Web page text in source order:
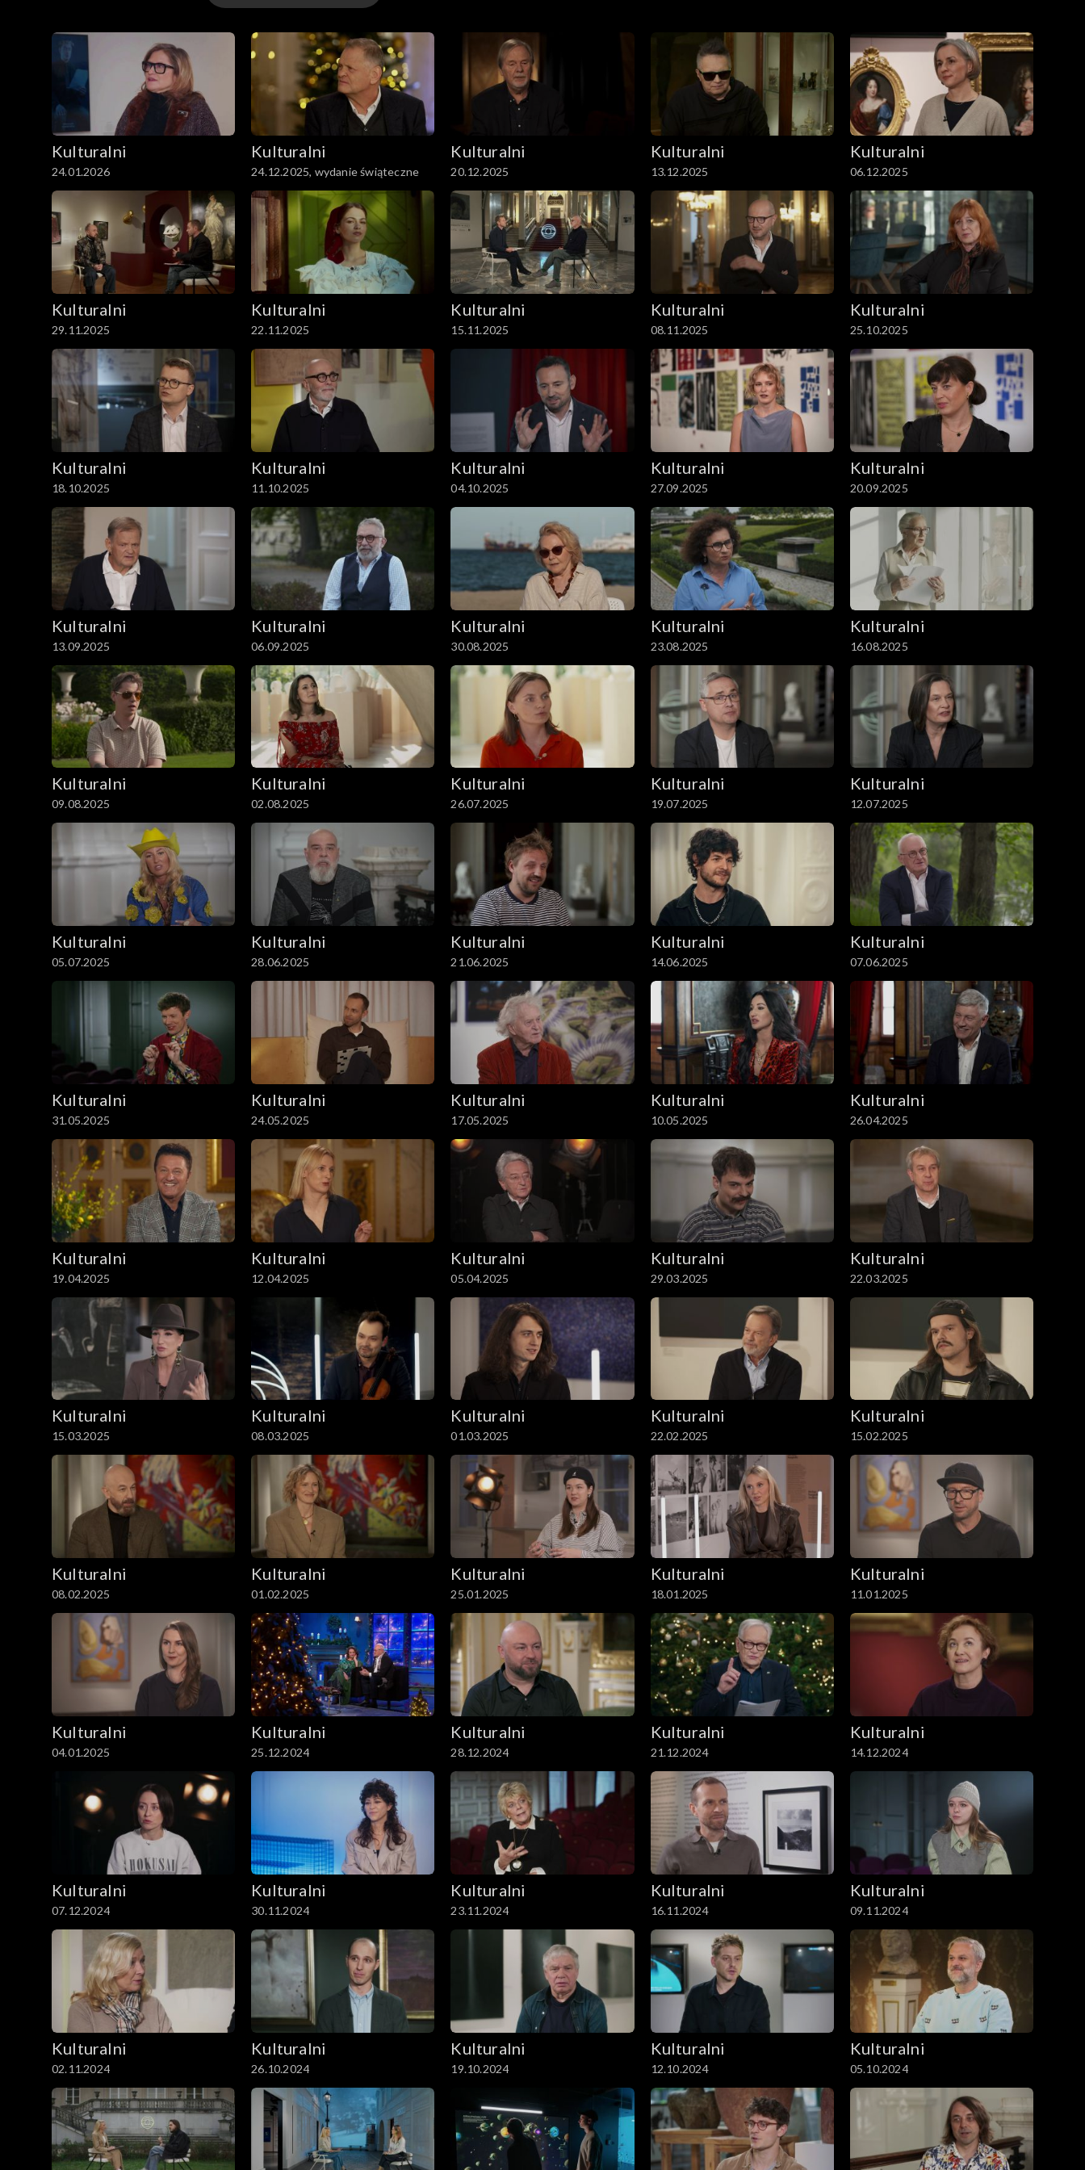
Kulturalni
Kulturalni PL
Kulturalni
24.01.2026
Kulturalni
24.12.2025, wydanie świąteczne
Kulturalni
20.12.2025
Kulturalni
13.12.2025
Kulturalni
06.12.2025
Kulturalni
29.11.2025
Kulturalni
22.11.2025
Kulturalni
15.11.2025
Kulturalni
08.11.2025
Kulturalni
25.10.2025
Kulturalni
18.10.2025
Kulturalni
11.10.2025
Kulturalni
04.10.2025
Kulturalni
27.09.2025
Kulturalni
20.09.2025
Kulturalni
13.09.2025
Kulturalni
06.09.2025
Kulturalni
30.08.2025
Kulturalni
23.08.2025
Kulturalni
16.08.2025
Kulturalni
09.08.2025
Kulturalni
02.08.2025
Kulturalni
26.07.2025
Kulturalni
19.07.2025
Kulturalni
12.07.2025
Kulturalni
05.07.2025
Kulturalni
28.06.2025
Kulturalni
21.06.2025
Kulturalni
14.06.2025
Kulturalni
07.06.2025
Kulturalni
31.05.2025
Kulturalni
24.05.2025
Kulturalni
17.05.2025
Kulturalni
10.05.2025
Kulturalni
26.04.2025
Kulturalni
19.04.2025
Kulturalni
12.04.2025
Kulturalni
05.04.2025
Kulturalni
29.03.2025
Kulturalni
22.03.2025
Kulturalni
15.03.2025
Kulturalni
08.03.2025
Kulturalni
01.03.2025
Kulturalni
22.02.2025
Kulturalni
15.02.2025
Kulturalni
08.02.2025
Kulturalni
01.02.2025
Kulturalni
25.01.2025
Kulturalni
18.01.2025
Kulturalni
11.01.2025
Kulturalni
04.01.2025
Kulturalni
25.12.2024
Kulturalni
28.12.2024
Kulturalni
21.12.2024
Kulturalni
14.12.2024
Kulturalni
07.12.2024
Kulturalni
30.11.2024
Kulturalni
23.11.2024
Kulturalni
16.11.2024
Kulturalni
09.11.2024
Kulturalni
02.11.2024
Kulturalni
26.10.2024
Kulturalni
19.10.2024
Kulturalni
12.10.2024
Kulturalni
05.10.2024